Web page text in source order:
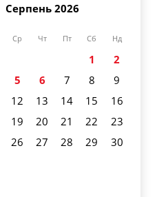
Серпень 2026
Ср Чт Пт Сб Нд
1
2
5 6 7 8
9
12 13 14 15
16
19 20 21 22
23
26 27 28 29
30